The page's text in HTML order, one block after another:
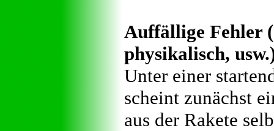
Auffällige Fehler
physikalisch,
Unter einer
scheint zunächst
aus der Rakete